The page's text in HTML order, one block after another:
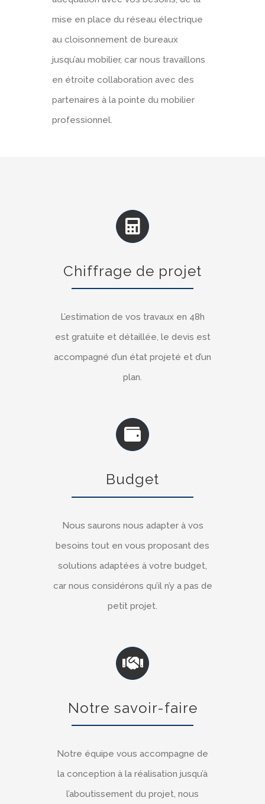
mise en place du réseau électrique
au cloisonnement de bureaux
jusqu’au mobilier, car nous travaillons
en étroite collaboration avec des
partenaires à la pointe du mobilier
professionnel.
Chiffrage de projet
L’estimation de vos travaux en 48h
est gratuite et détaillée, le devis est
accompagné d’un état projeté et d’un
plan.
Budget
Nous saurons nous adapter à vos
besoins tout en vous proposant des
solutions adaptées à votre budget,
car nous considérons qu’il n’y a pas de
petit projet.
Notre savoir-faire
Notre équipe vous accompagne de
la conception à la réalisation jusqu’à
l’aboutissement du projet, nous